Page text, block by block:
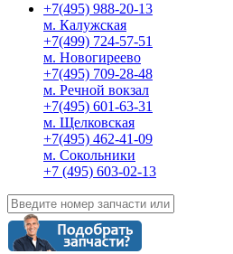
+7(495) 988-20-13
м. Калужская
+7(499) 724-57-51
м. Новогиреево
+7(495) 709-28-48
м. Речной вокзал
+7(495) 601-63-31
м. Щелковская
+7(495) 462-41-09
м. Сокольники
+7 (495) 603-02-13